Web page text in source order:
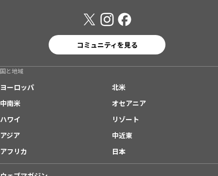
コミュニティを見る
国と地域
ヨーロッパ
北米
中南米
オセアニア
ハワイ
リゾート
アジア
中近東
アフリカ
日本